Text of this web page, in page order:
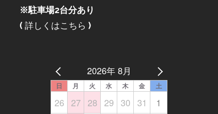
※駐車場2台分あり
( 詳しくはこちら )
2026年 8月
日 月 火 水 木 金 土
26 27 28 29 30 31
1